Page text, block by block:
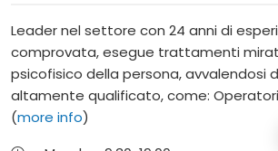
Leader nel settore con 24 anni di
comprovata, esegue trattamenti
psicofisico della persona, avvalendosi
altamente qualificato, come: Operatori
(more info)